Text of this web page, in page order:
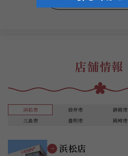
店舗情報
浜松市 袋井市 静岡市
三島市
豊明市 岡崎市
浜松店